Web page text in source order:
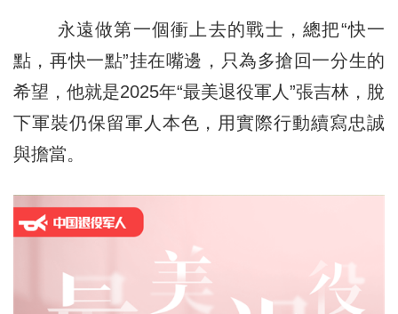
永遠做第一個衝上去的戰士，總把“快一
點，再快一點”挂在嘴邊，只為多搶回一分生的
希望，他就是2025年“最美退役軍人”張吉林，脫
下軍裝仍保留軍人本色，用實際行動續寫忠誠
與擔當。